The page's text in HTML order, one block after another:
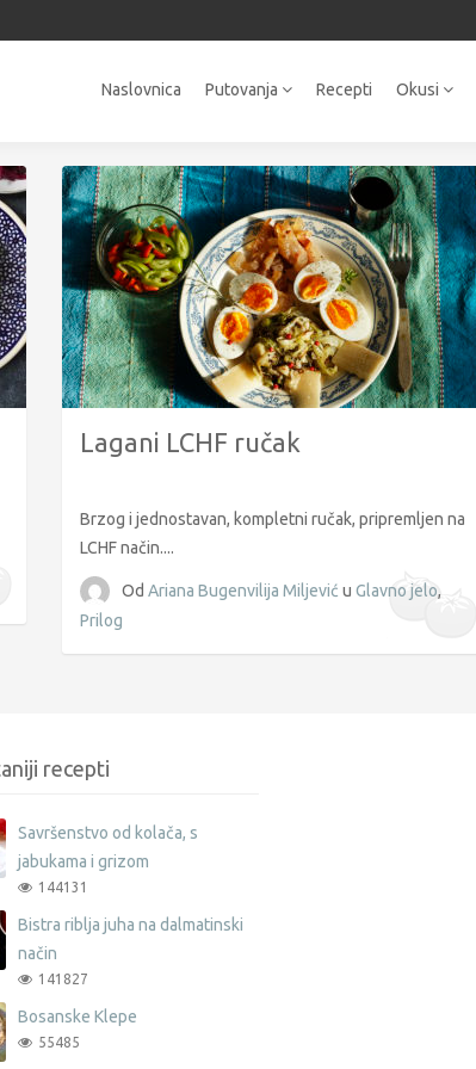
Naslovnica Putovanja Recepti Okusi
Lagani LCHF ručak
Brzog i jednostavan, kompletni ručak, pripremljen na
LCHF način....
Od Ariana Bugenvilija Miljević u Glavno jelo,
Prilog
recepti
Savršenstvo od kolača, s
jabukama i grizom
144131
Bistra riblja juha na dalmatinski
način
141827
Bosanske Klepe
55485